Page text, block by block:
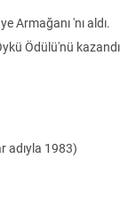
Armağanı 'nı aldı.
Ödülü'nü
adıyla 1983)